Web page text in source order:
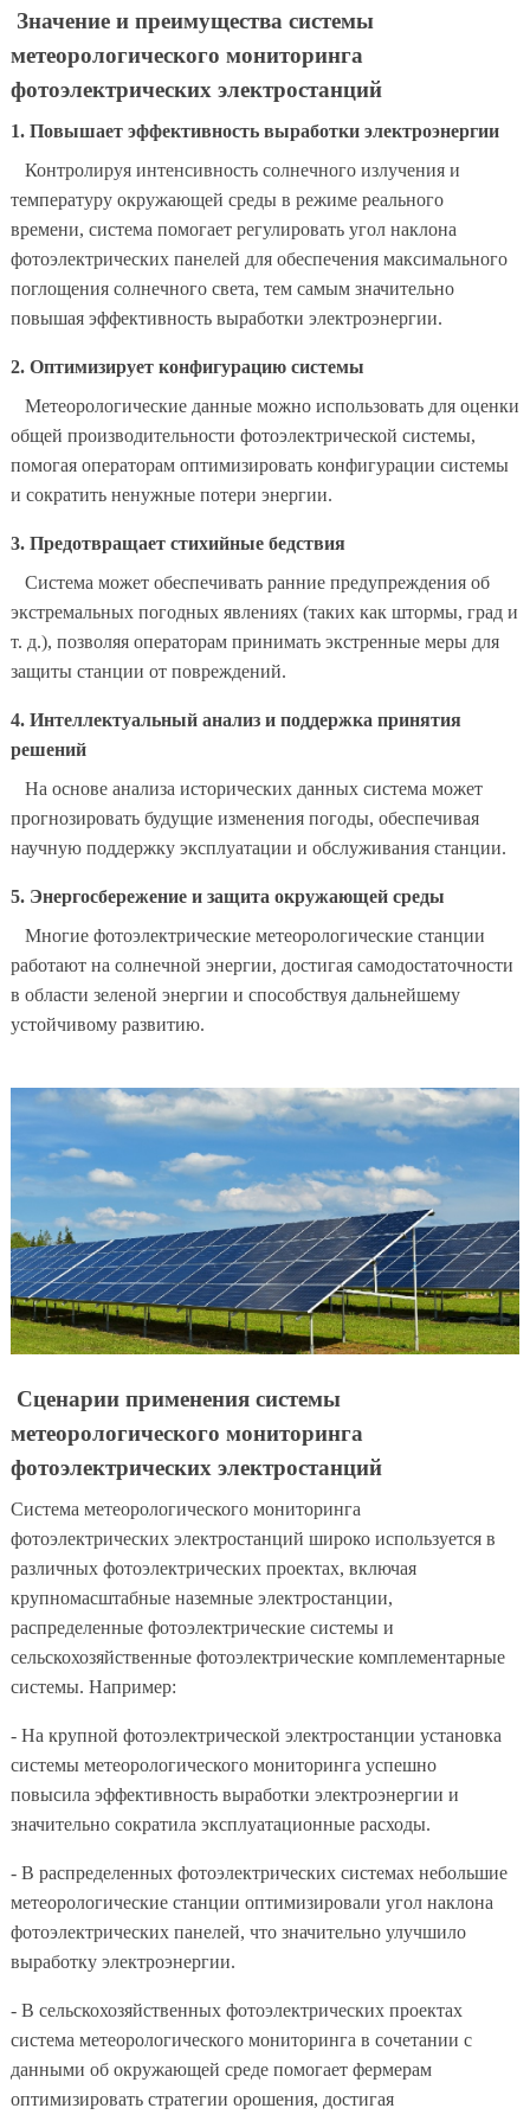
Значение и преимущества системы
метеорологического мониторинга
фотоэлектрических электростанций
1. Повышает эффективность выработки электроэнергии
Контролируя интенсивность солнечного излучения и
температуру окружающей среды в режиме реального
времени, система помогает регулировать угол наклона
фотоэлектрических панелей для обеспечения максимального
поглощения солнечного света, тем самым значительно
повышая эффективность выработки электроэнергии.
2. Оптимизирует конфигурацию системы
Метеорологические данные можно использовать для оценки
общей производительности фотоэлектрической системы,
помогая операторам оптимизировать конфигурации системы
и сократить ненужные потери энергии.
3. Предотвращает стихийные бедствия
Система может обеспечивать ранние предупреждения об
экстремальных погодных явлениях (таких как штормы, град и
т. д.), позволяя операторам принимать экстренные меры для
защиты станции от повреждений.
4. Интеллектуальный анализ и поддержка принятия
решений
На основе анализа исторических данных система может
прогнозировать будущие изменения погоды, обеспечивая
научную поддержку эксплуатации и обслуживания станции.
5. Энергосбережение и защита окружающей среды
Многие фотоэлектрические метеорологические станции
работают на солнечной энергии, достигая самодостаточности
в области зеленой энергии и способствуя дальнейшему
устойчивому развитию.
Сценарии применения системы
метеорологического мониторинга
фотоэлектрических электростанций
Система метеорологического мониторинга
фотоэлектрических электростанций широко используется в
различных фотоэлектрических проектах, включая
крупномасштабные наземные электростанции,
распределенные фотоэлектрические системы и
сельскохозяйственные фотоэлектрические комплементарные
системы. Например:
- На крупной фотоэлектрической электростанции установка
системы метеорологического мониторинга успешно
повысила эффективность выработки электроэнергии и
значительно сократила эксплуатационные расходы.
- В распределенных фотоэлектрических системах небольшие
метеорологические станции оптимизировали угол наклона
фотоэлектрических панелей, что значительно улучшило
выработку электроэнергии.
- В сельскохозяйственных фотоэлектрических проектах
система метеорологического мониторинга в сочетании с
данными об окружающей среде помогает фермерам
оптимизировать стратегии орошения, достигая